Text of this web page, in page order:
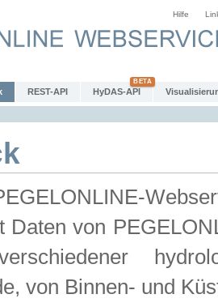
Hilfe
REST-API HyDAS-API
Daten von
von Binnen- und